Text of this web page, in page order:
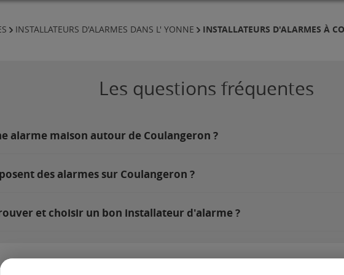
INSTALLATEURS D'ALARMES DANS L' YONNE INSTALLATEURS D'ALARMES À
Les questions fréquentes
alarme maison autour de Coulangeron ?
des alarmes sur Coulangeron ?
et choisir un bon installateur d'alarme ?